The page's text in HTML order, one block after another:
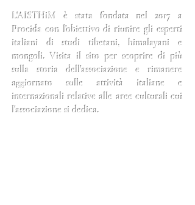
L'AISTHiM è stata fondata nel 2017 a
Procida con l'obiettivo di riunire gli esperti
italiani di studi tibetani, himalayani e
mongoli. Visita il sito per scoprire di più
sulla storia dell'associazione e rimanere
aggiornato sulle attività italiane e
internazionali relative alle aree culturali cui
l'associazione si dedica.